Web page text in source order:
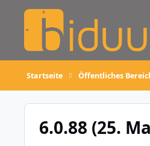
Skip to content
Startseite Öffentliches
6.0.88 (25.